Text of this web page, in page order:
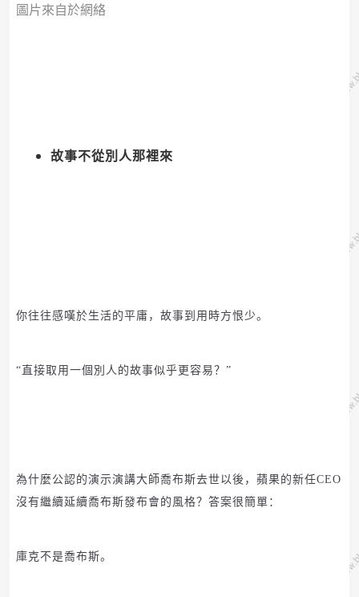
圖片來自於網絡
故事不從別人那裡來
你往往感嘆於生活的平庸，故事到用時方恨少。
“直接取用一個別人的故事似乎更容易？”
為什麼公認的演示演講大師喬布斯去世以後，蘋果的新任CEO
沒有繼續延續喬布斯發布會的風格？ 答案很簡單：
庫克不是喬布斯。